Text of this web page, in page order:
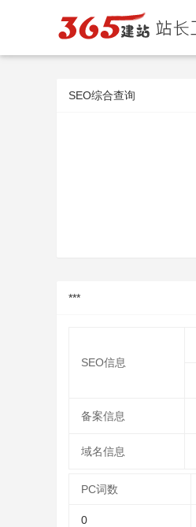
SEO综合查询
***
SEO信息
备案信息
域名信息
PC词数
0